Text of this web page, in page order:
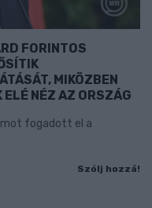
FORINTOS
MIKÖZBEN
NÉZ AZ ORSZÁG
fogadott el a
Szólj hozzá!